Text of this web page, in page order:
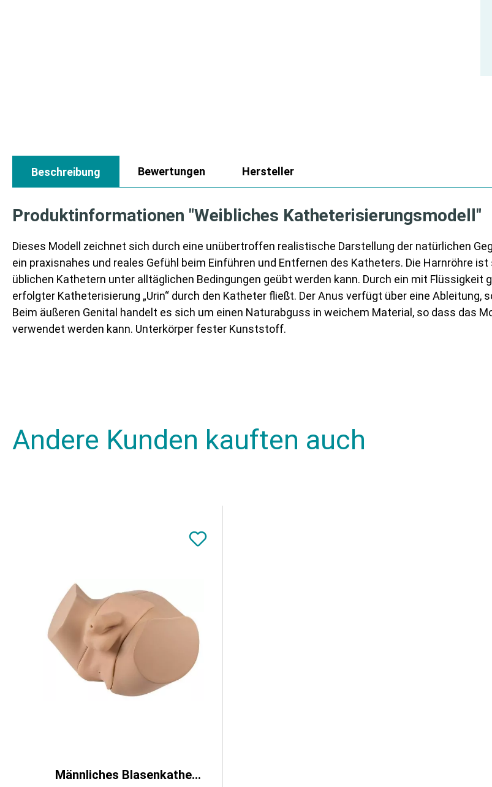
Beschreibung Bewertungen Hersteller
Produktinformationen "Weibliches Katheterisierungsmodell"
Dieses Modell zeichnet sich durch eine unübertroffen realistische Darstellung der natürlichen
ein praxisnahes und reales Gefühl beim Einführen und Entfernen des Katheters. Die Harnröhre
üblichen Kathetern unter alltäglichen Bedingungen geübt werden kann. Durch ein mit
erfolgter Katheterisierung „Urin“ durch den Katheter fließt. Der Anus verfügt über eine
Beim äußeren Genital handelt es sich um einen Naturabguss in weichem Material, so dass das
verwendet werden kann. Unterkörper fester Kunststoff.
Andere Kunden kauften auch
Männliches Blasenkatheter- und Einlauf- Übungsmodell